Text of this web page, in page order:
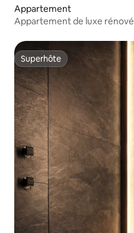
Appartement
Appartement de luxe rénové
Superhôte
Superhôte